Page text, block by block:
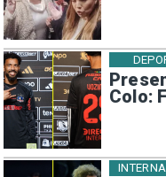
Colo: